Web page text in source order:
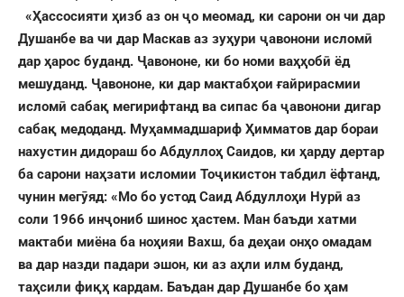
«Ҳассосияти ҳизб аз он ҷо меомад, ки сарони он чи дар
Душанбе ва чи дар Маскав аз зуҳури ҷавонони исломӣ
дар ҳарос буданд. Ҷавононе, ки бо номи ваҳҳобӣ ёд
мешуданд. Ҷавононе, ки дар мактабҳои ғайрирасмии
исломӣ сабақ мегирифтанд ва сипас ба ҷавонони дигар
сабақ медоданд. Муҳаммадшариф Ҳимматов дар бораи
нахустин дидораш бо Абдуллоҳ Саидов, ки ҳарду дертар
ба сарони наҳзати исломии Тоҷикистон табдил ёфтанд,
чунин мегӯяд: «Мо бо устод Саид Абдуллоҳи Нурӣ аз
соли 1966 инҷониб шинос ҳастем. Ман баъди хатми
мактаби миёна ба ноҳияи Вахш, ба деҳаи онҳо омадам
ва дар назди падари эшон, ки аз аҳли илм буданд,
таҳсили фиқҳ кардам. Баъдан дар Душанбе бо ҳам